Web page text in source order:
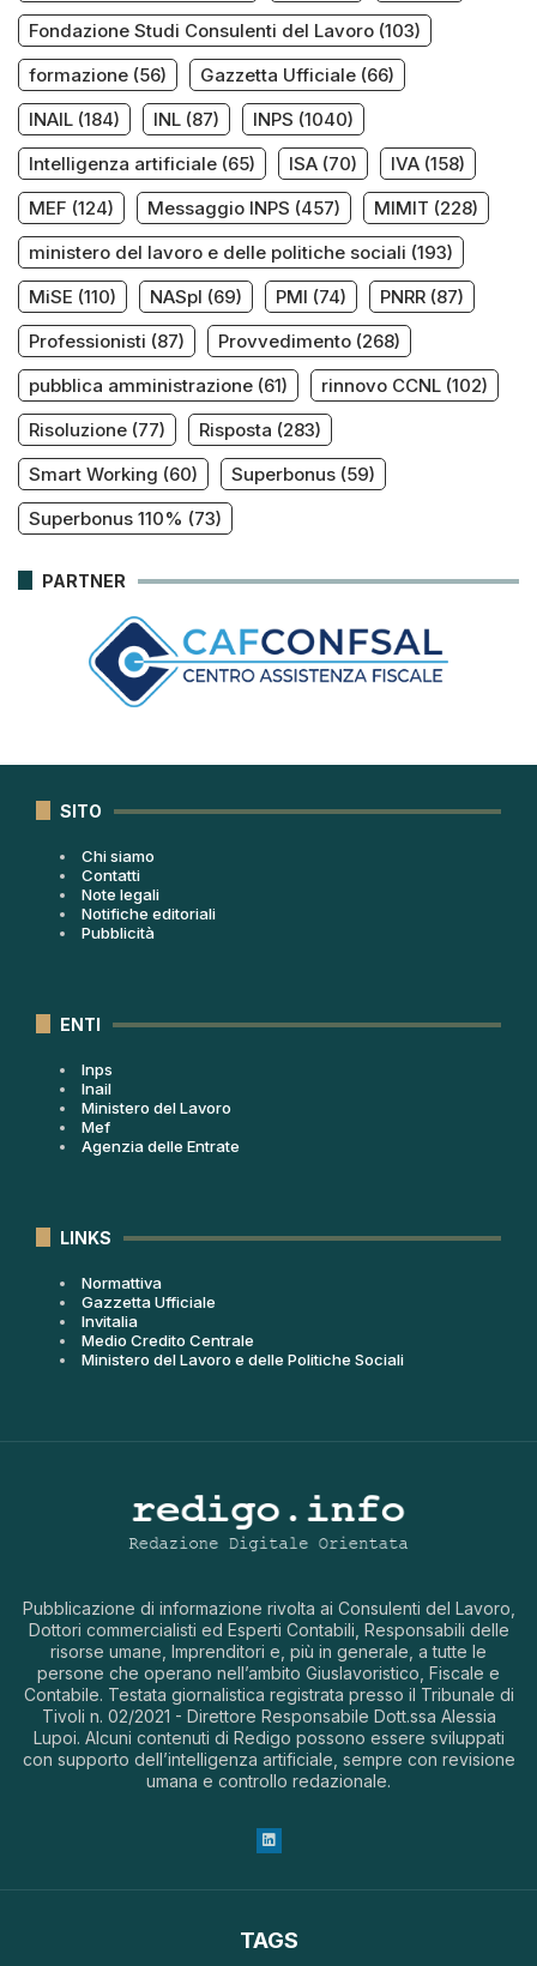
Fondazione Studi Consulenti del Lavoro (103)
formazione (56) Gazzetta Ufficiale (66)
INAIL (184) INL (87) INPS (1040)
Intelligenza artificiale (65) ISA (70) IVA (158)
MEF (124) Messaggio INPS (457) MIMIT (228)
ministero del lavoro e delle politiche sociali (193)
MiSE (110) NASpI (69) PMI (74) PNRR (87)
Professionisti (87) Provvedimento (268)
pubblica amministrazione (61) rinnovo CCNL (102)
Risoluzione (77) Risposta (283)
Smart Working (60) Superbonus (59)
Superbonus 110% (73)
PARTNER
SITO
Chi siamo
Contatti
Note legali
Notifiche editoriali
Pubblicità
ENTI
Inps
Inail
Ministero del Lavoro
Mef
Agenzia delle Entrate
LINKS
Normattiva
Gazzetta Ufficiale
Invitalia
Medio Credito Centrale
Ministero del Lavoro e delle Politiche Sociali
Pubblicazione di informazione rivolta ai Consulenti del Lavoro,
Dottori commercialisti ed Esperti Contabili, Responsabili delle
risorse umane, Imprenditori e, più in generale, a tutte le
persone che operano nell’ambito Giuslavoristico, Fiscale e
Contabile. Testata giornalistica registrata presso il Tribunale di
Tivoli n. 02/2021 - Direttore Responsabile Dott.ssa Alessia
Lupoi. Alcuni contenuti di Redigo possono essere sviluppati
con supporto dell’intelligenza artificiale, sempre con revisione
umana e controllo redazionale.
TAGS